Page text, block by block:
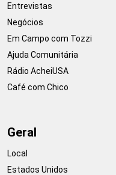
Entrevistas
Negócios
Em Campo com Tozzi
Ajuda Comunitária
Rádio AcheiUSA
Café com Chico
Geral
Local
Estados Unidos